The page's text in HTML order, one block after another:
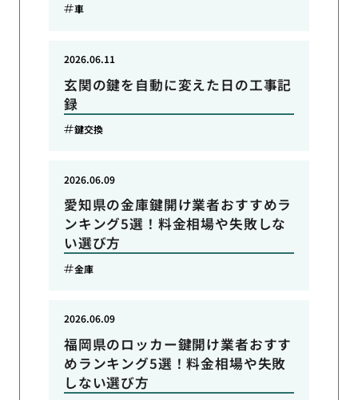
車
玄関の鍵を自動に変えた日の工事記
録
2026.06.11
鍵交換
愛知県の金庫鍵開け業者おすすめラ
ンキング5選！料金相場や失敗しな
い選び方
2026.06.09
金庫
福岡県のロッカー鍵開け業者おすす
めランキング5選！料金相場や失敗
しない選び方
2026.06.09